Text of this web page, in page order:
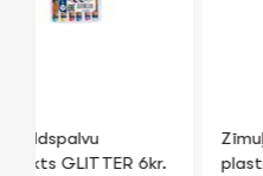
Zīmuļu asināmais
plastmasas, ar